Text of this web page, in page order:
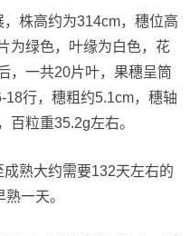
株高约为314cm，穗位高
为绿色，叶缘为白色，花
，一共20片叶，果穗呈筒
行，穗粗约5.1cm，穗轴
百粒重35.2g左右。
熟大约需要132天左右的
一天。